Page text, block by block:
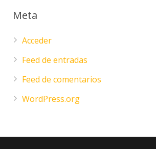
Meta
Acceder
Feed de entradas
Feed de comentarios
WordPress.org